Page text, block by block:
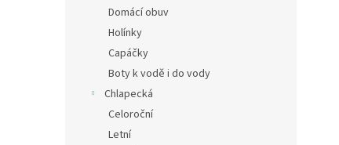
Domácí obuv
Holínky
Capáčky
Boty k vodě i do vody
Chlapecká
Celoroční
Letní